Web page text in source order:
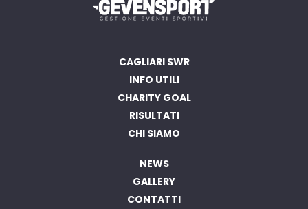
CAGLIARI SWR
INFO UTILI
CHARITY GOAL
RISULTATI
CHI SIAMO
NEWS
GALLERY
CONTATTI